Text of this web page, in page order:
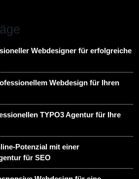
Webdesigner für erfolgreiche
Webdesign für Ihren
TYPO3 Agentur für Ihre
Potenzial mit einer
für SEO